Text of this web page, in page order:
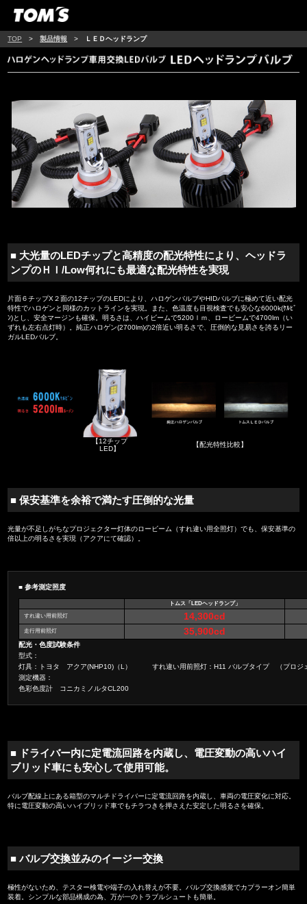
TOP >製品情報 > ＬＥＤヘッドランプ
■ 大光量のLEDチップと高精度の配光特性により、ヘッドラ
ンプのＨＩ/Low何れにも最適な配光特性を実現
片面６チップX２面の12チップのLEDにより、ハロゲンバルブやHIDバルブに極めて近い配光
特性でハロゲンと同様のカットラインを実現。また、色温度も目視検査でも安心な6000k(ｹﾙﾋﾞ
ﾝ)とし、安全マージンも確保。明るさは、ハイビームで5200ｌｍ、ロービームで4700lm（い
ずれも左右点灯時）。純正ハロゲン(2700lm)の2倍近い明るさで、圧倒的な見易さを誇るリー
ガルLEDバルブ。
【12チップ
LED】
【配光特性比較】
■ 保安基準を余裕で満たす圧倒的な光量
光量が不足しがちなプロジェクター灯体のロービーム（すれ違い用全照灯）でも、保安基準の
倍以上の明るさを実現（アクアにて確認）。
■ 参考測定照度
トムス「LEDヘッドランプ」
すれ違い用前照灯
14,300cd
走行用前照灯 35,900cd
配光・色度試験条件
型式：
灯具：トヨタ アクア(NHP10)（L） すれ違い用前照灯：H11 バルブタイプ （プロジェ
測定機器：
色彩色度計 コニカミノルタCL200
■ ドライバー内に定電流回路を内蔵し、電圧変動の高いハイ
ブリッド車にも安心して使用可能。
バルブ配線上にある箱型のマルチドライバーに定電流回路を内蔵し、車両の電圧変化に対応。
特に電圧変動の高いハイブリッド車でもチラつきを押さえた安定した明るさを確保。
■ バルブ交換並みのイージー交換
極性がないため、テスター検電や端子の入れ替えが不要。バルブ交換感覚でカプラーオン簡単
装着。シンプルな部品構成の為、万が一のトラブルシュートも簡単。